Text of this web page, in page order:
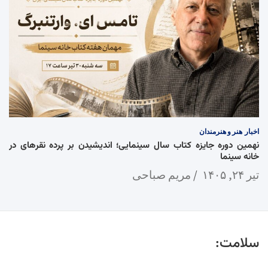
اخبار هنر و هنرمندان
نهمین دوره جایزه کتاب سال سینمایی؛ اندیشیدن بر پرده نقرهای در
خانه سینما
تیر ۲۴, ۱۴۰۵ مریم صباحی
سلامت: